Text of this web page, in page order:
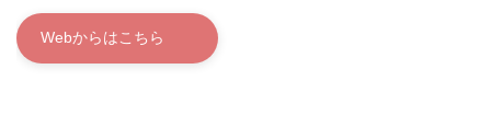
Webからはこちら